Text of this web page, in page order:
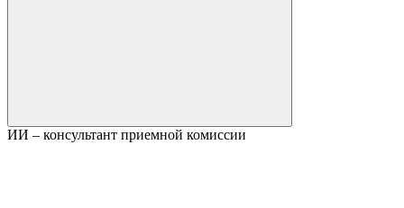
ИИ – консультант приемной комиссии